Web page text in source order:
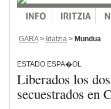
GARA> Idatzia > Mundua
ESTADO ESPA�OL
Liberados los
secuestrados en